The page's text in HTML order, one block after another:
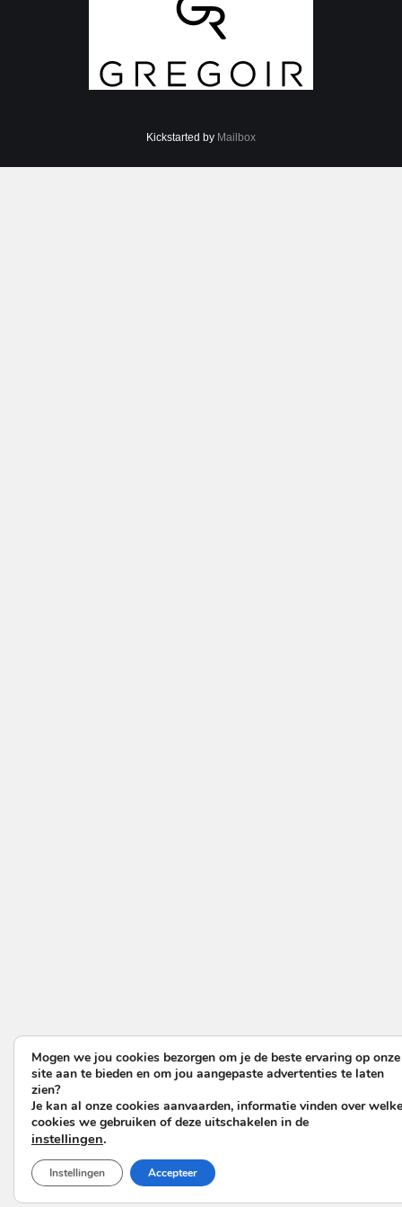
Kickstarted by Mailbox
Mogen we jou cookies bezorgen om je de beste ervaring op onze
site aan te bieden en om jou aangepaste advertenties te laten
zien?
Je kan al onze cookies aanvaarden, informatie vinden over welke
cookies we gebruiken of deze uitschakelen in de
instellingen.
Accepteer
Instellingen